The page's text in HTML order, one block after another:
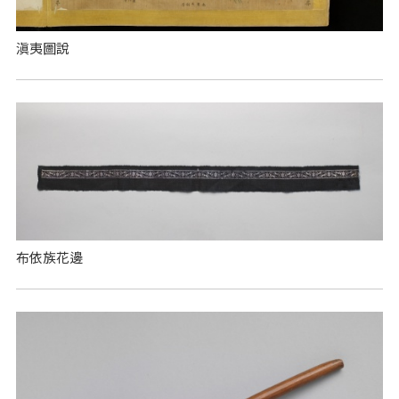
滇夷圖說
布依族花邊